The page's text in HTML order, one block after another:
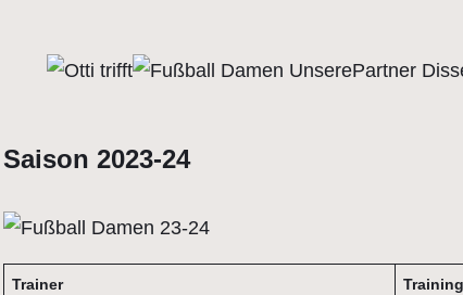
Saison 2023-24
Trainer